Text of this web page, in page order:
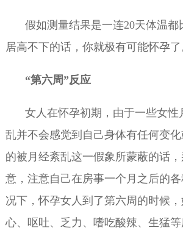
假如测量结果是一连20天体温都
居高不下的话，你就极有可能怀孕了
“第六周”反应
女人在怀孕初期，由于一些女性
乱并不会感觉到自己身体有任何变
的被月经紊乱这一假象所蒙蔽的话
意，注意自己在房事一个月之后的
况下，怀孕女人到了第六周的时候
心、呕吐、乏力、嗜吃酸辣、生猛等